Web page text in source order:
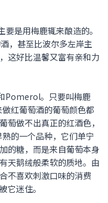
是用梅鹿辄来酿造的。
，甚至比波尔多左岸主
这好比温馨又富有亲和力
Pomerol。只要叫梅鹿
红葡萄酒的葡萄颜色都
萄做不出真正的红酒色，
的一个品种，它们单宁
的糖，而是来自葡萄本身
天鹅绒般柔软的质地。由
不喜欢刺激口味的消费
它迷住。